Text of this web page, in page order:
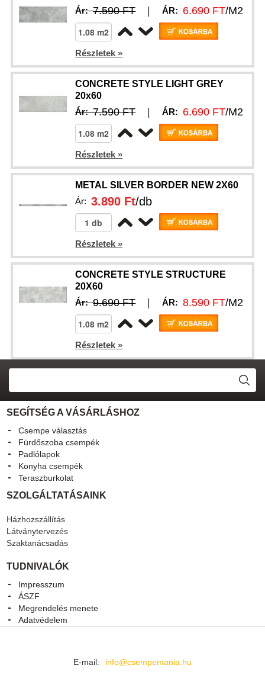
Ár:7.590 FT|ÁR: 6.690 FT/M2
Részletek »
CONCRETE STYLE LIGHT GREY
20x60
Ár:7.590 FT|ÁR: 6.690 FT/M2
Részletek »
METAL SILVER BORDER NEW 2X60
Ár:3.890 Ft/db
Részletek »
CONCRETE STYLE STRUCTURE
20X60
Ár:9.690 FT|ÁR:8.590 FT/M2
Részletek »
SEGÍTSÉG A VÁSÁRLÁSHOZ
Csempe választás
Fürdőszoba csempék
Padlólapok
Konyha csempék
Teraszburkolat
SZOLGÁLTATÁSAINK
Házhozszállítás
Látványtervezés
Szaktanácsadás
TUDNIVALÓK
Impresszum
ÁSZF
Megrendelés menete
Adatvédelem
E-mail: info@csempemania.hu